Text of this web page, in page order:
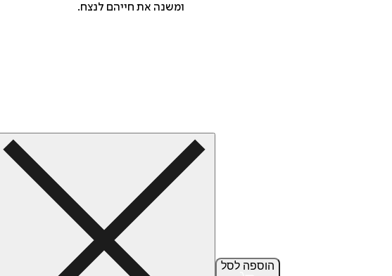
ומשנה את חייהם לנצח.
הוספה לסל